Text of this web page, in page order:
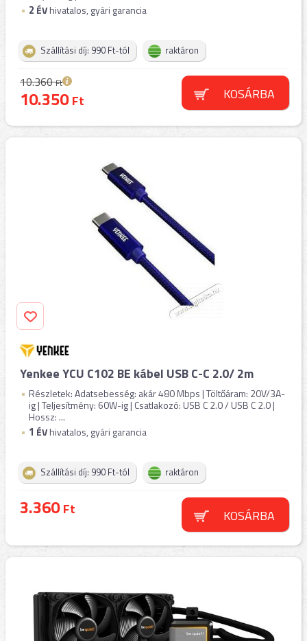
2 ÉVhivatalos, gyári garancia
Szállítási díj: 990 Ft-tól raktáron
10.360Ft
10.350Ft KOSÁRBA
Yenkee YCU C102 BE kábel USB C-C 2.0/ 2m
Részletek: Adatsebesség: akár 480 Mbps | Töltőáram: 20V/3A-
ig | Teljesítmény: 60W-ig | Csatlakozó: USB C 2.0 / USB C 2.0 |
Hossz: ...
1 ÉVhivatalos, gyári garancia
Szállítási díj: 990 Ft-tól raktáron
3.360Ft KOSÁRBA